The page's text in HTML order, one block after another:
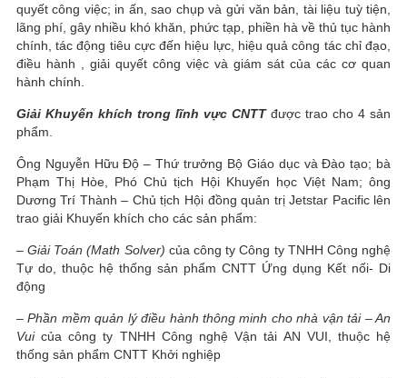
quyết công việc; in ấn, sao chụp và gửi văn bản, tài liệu tuỳ tiện,
lãng phí, gây nhiều khó khăn, phức tạp, phiền hà về thủ tục hành
chính, tác động tiêu cực đến hiệu lực, hiệu quả công tác chỉ đạo,
điều hành , giải quyết công việc và giám sát của các cơ quan
hành chính.
Giải Khuyến khích trong lĩnh vực CNTTđược trao cho 4 sản
phẩm.
Ông Nguyễn Hữu Độ – Thứ trưởng Bộ Giáo dục và Đào tạo; bà
Phạm Thị Hòe, Phó Chủ tịch Hội Khuyến học Việt Nam; ông
Dương Trí Thành – Chủ tịch Hội đồng quản trị Jetstar Pacific lên
trao giải Khuyến khích cho các sản phẩm:
–Giải Toán (Math Solver) của công ty Công ty TNHH Công nghệ
Tự do, thuộc hệ thống sản phẩm CNTT Ứng dụng Kết nối- Di
động
–Phần mềm quản lý điều hành thông minh cho nhà vận tải – An
Vuicủa công ty TNHH Công nghệ Vận tải AN VUI, thuộc hệ
thống sản phẩm CNTT Khởi nghiệp